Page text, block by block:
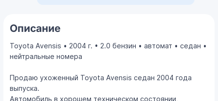
Описание
Toyota Avensis • 2004 г. • 2.0 бензин • автомат • седан •
нейтральные номера
Продаю ухоженный Toyota Avensis седан 2004 года
выпуска.
Автомобиль в хорошем техническом состоянии,